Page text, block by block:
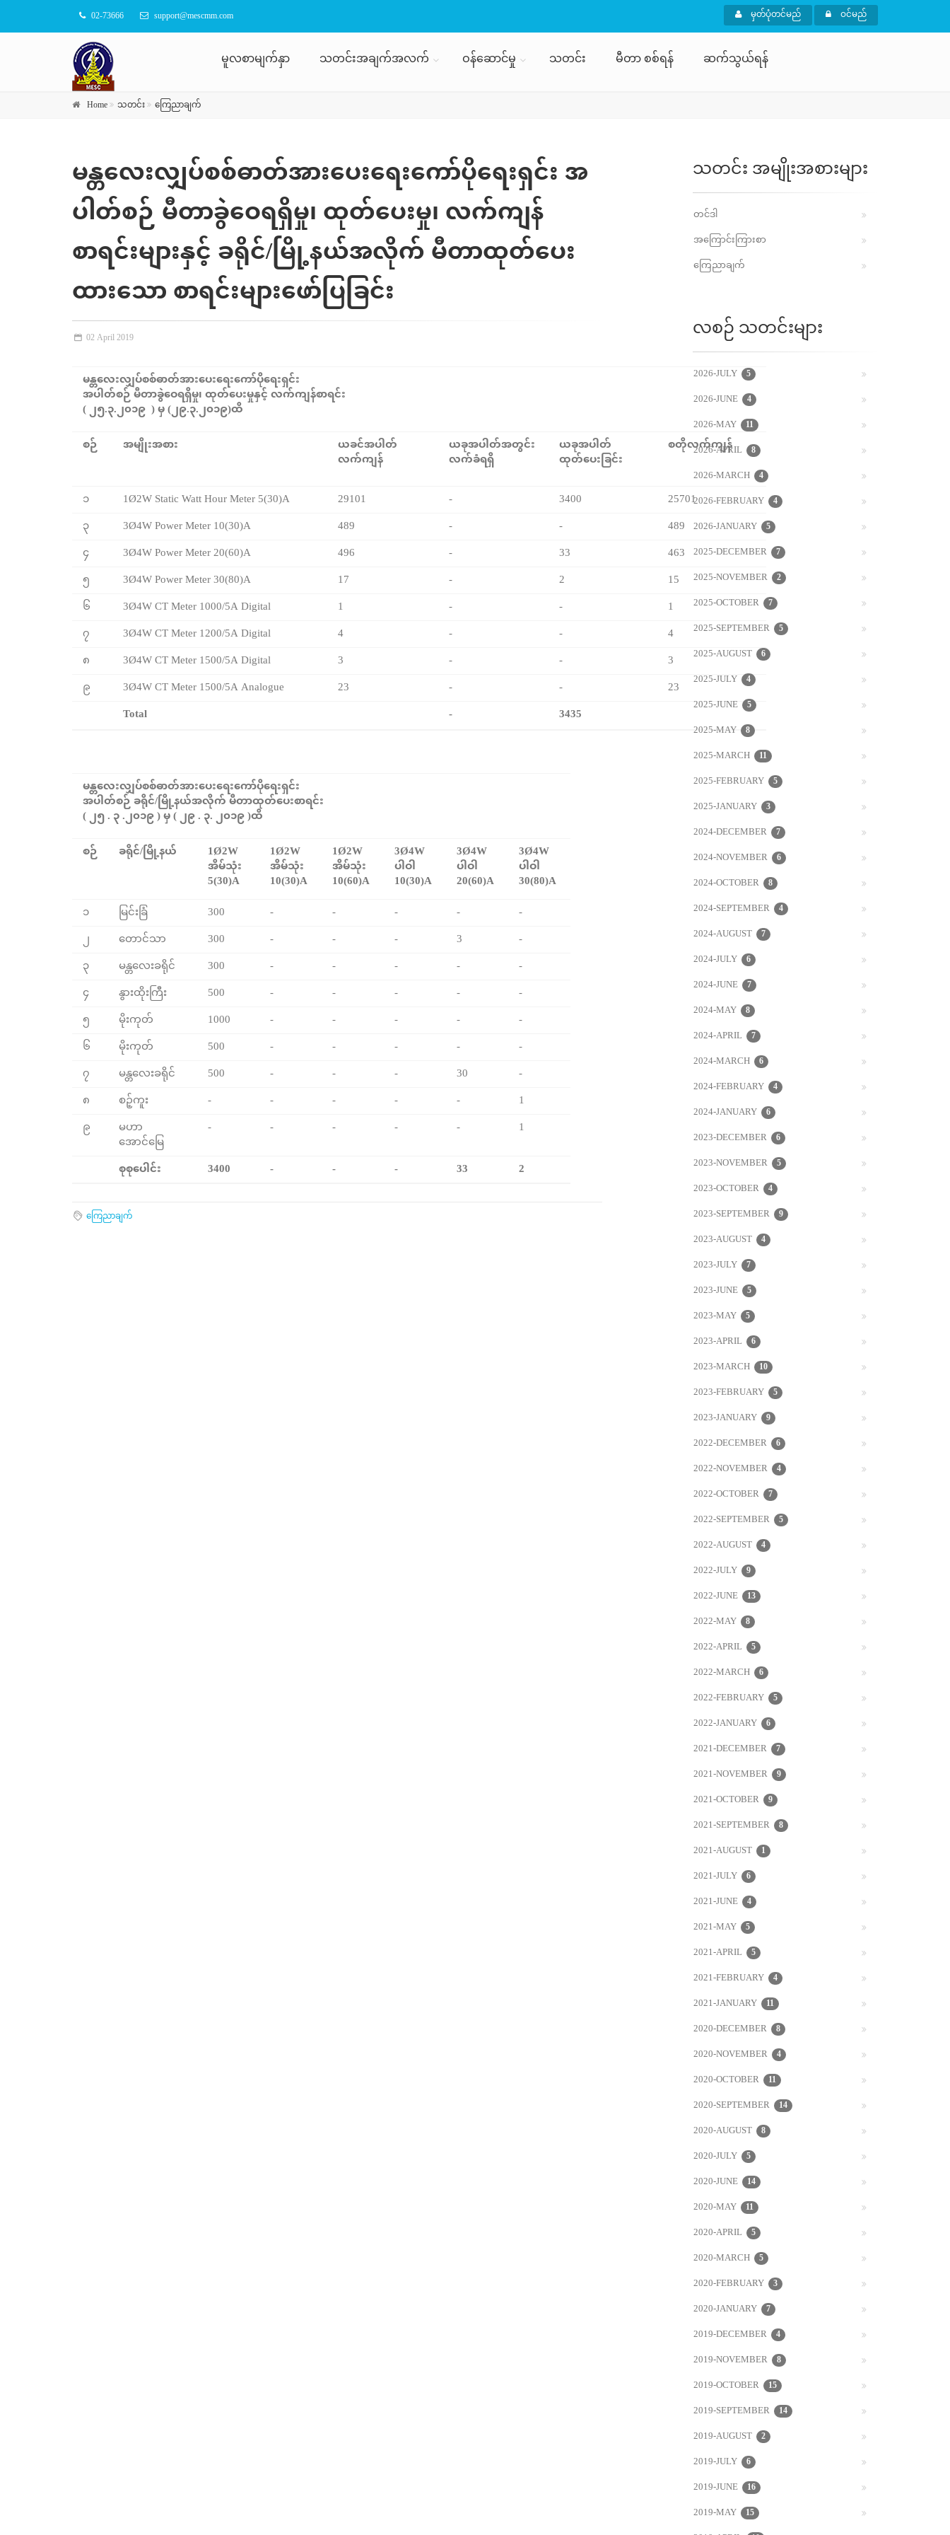
02-73666 support@mescmm.com မှတ်ပုံတင်မည် ဝင်မည်
မူလစာမျက်နှာ သတင်းအချက်အလက် ဝန်ဆောင်မှု သတင်း မီတာ စစ်ရန် ဆက်သွယ်ရန်
Home သတင်း ကြေညာချက်
မန္တလေးလျှပ်စစ်ဓာတ်အားပေးရေးကော်ပိုရေးရှင်း အ
ပါတ်စဉ် မီတာခွဲဝေရရှိမှု၊ ထုတ်ပေးမှု၊ လက်ကျန်
စာရင်းများနှင့် ခရိုင်/မြို့နယ်အလိုက် မီတာထုတ်ပေး
ထားသော စာရင်းများဖော်ပြခြင်း
02 April 2019
မန္တလေးလျှပ်စစ်ဓာတ်အားပေးရေးကော်ပိုရေးရှင်း
အပါတ်စဉ် မီတာခွဲဝေရရှိမှု၊ ထုတ်ပေးမှုနှင့် လက်ကျန်စာရင်း
( ၂၅.၃.၂၀၁၉ ) မှ (၂၉.၃.၂၀၁၉)ထိ
စဉ်
အမျိုးအစား ယခင်အပါတ်
လက်ကျန်
ယခုအပါတ်အတွင်း
လက်ခံရရှိ
ယခုအပါတ်
ထုတ်ပေးခြင်း
စတိုလက်ကျန်
၁ 1Ø2W Static Watt Hour Meter 5(30)A 29101 - 3400
25701
၃
3Ø4W Power Meter 10(30)A 489 - -
489
၄
3Ø4W Power Meter 20(60)A 496 - 33
463
၅
3Ø4W Power Meter 30(80)A 17 - 2
15
၆
3Ø4W CT Meter 1000/5A Digital 1 - -
1
၇
3Ø4W CT Meter 1200/5A Digital 4 - -
4
၈
3Ø4W CT Meter 1500/5A Digital 3 - -
3
၉
3Ø4W CT Meter 1500/5A Analogue 23 - -
23
Total
- 3435
မန္တလေးလျှပ်စစ်ဓာတ်အားပေးရေးကော်ပိုရေးရှင်း
အပါတ်စဉ် ခရိုင်/မြို့နယ်အလိုက် မီတာထုတ်ပေးစာရင်း
( ၂၅ . ၃ .၂၀၁၉ ) မှ ( ၂၉ . ၃. ၂၀၁၉ )ထိ
စဉ်
ခရိုင်/မြို့နယ် 1Ø2W
အိမ်သုံး
5(30)A
1Ø2W
အိမ်သုံး
10(30)A
1Ø2W
အိမ်သုံး
10(60)A
3Ø4W
ပါဝါ
10(30)A
3Ø4W
ပါဝါ
20(60)A
3Ø4W
ပါဝါ
30(80)A
၁
မြင်းခြံ 300 - - - -
-
၂
တောင်သာ 300 - - - 3
-
၃
မန္တလေးခရိုင် 300 - - - -
-
၄
နွားထိုးကြီး 500 - - - -
-
၅
မိုးကုတ် 1000 - - - -
-
၆
မိုးကုတ် 500 - - - -
-
၇
မန္တလေးခရိုင် 500 - - - 30
-
၈
စဉ့်ကူး - - - - -
1
၉
မဟာ
အောင်မြေ
- - - - -
1
စုစုပေါင်း
3400 - - - 33 2
ကြေညာချက်
သတင်း အမျိုးအစားများ
တင်ဒါ
အကြောင်းကြားစာ
ကြေညာချက်
လစဉ် သတင်းများ
2026-JULY 5
2026-JUNE 4
2026-MAY 11
2026-APRIL 8
2026-MARCH 4
2026-FEBRUARY 4
2026-JANUARY 5
2025-DECEMBER 7
2025-NOVEMBER 2
2025-OCTOBER 7
2025-SEPTEMBER 5
2025-AUGUST 6
2025-JULY 4
2025-JUNE 5
2025-MAY 8
2025-MARCH 11
2025-FEBRUARY 5
2025-JANUARY 3
2024-DECEMBER 7
2024-NOVEMBER 6
2024-OCTOBER 8
2024-SEPTEMBER 4
2024-AUGUST 7
2024-JULY 6
2024-JUNE 7
2024-MAY 8
2024-APRIL 7
2024-MARCH 6
2024-FEBRUARY 4
2024-JANUARY 6
2023-DECEMBER 6
2023-NOVEMBER 5
2023-OCTOBER 4
2023-SEPTEMBER 9
2023-AUGUST 4
2023-JULY 7
2023-JUNE 5
2023-MAY 5
2023-APRIL 6
2023-MARCH 10
2023-FEBRUARY 5
2023-JANUARY 9
2022-DECEMBER 6
2022-NOVEMBER 4
2022-OCTOBER 7
2022-SEPTEMBER 5
2022-AUGUST 4
2022-JULY 9
2022-JUNE 13
2022-MAY 8
2022-APRIL 5
2022-MARCH 6
2022-FEBRUARY 5
2022-JANUARY 6
2021-DECEMBER 7
2021-NOVEMBER 9
2021-OCTOBER 9
2021-SEPTEMBER 8
2021-AUGUST 1
2021-JULY 6
2021-JUNE 4
2021-MAY 5
2021-APRIL 5
2021-FEBRUARY 4
2021-JANUARY 11
2020-DECEMBER 8
2020-NOVEMBER 4
2020-OCTOBER 11
2020-SEPTEMBER 14
2020-AUGUST 8
2020-JULY 5
2020-JUNE 14
2020-MAY 11
2020-APRIL 5
2020-MARCH 5
2020-FEBRUARY 3
2020-JANUARY 7
2019-DECEMBER 4
2019-NOVEMBER 8
2019-OCTOBER 15
2019-SEPTEMBER 14
2019-AUGUST 2
2019-JULY 6
2019-JUNE 16
2019-MAY 15